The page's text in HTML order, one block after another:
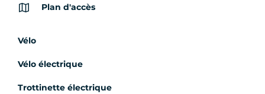
Plan d'accès
Vélo
Vélo électrique
Trottinette électrique